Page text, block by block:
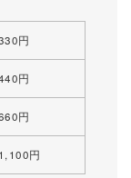
円
円
円
1,100円